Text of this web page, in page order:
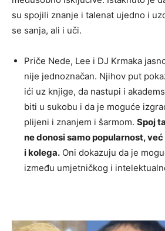
su spojili znanje i talenat ujedno i
se sanja, ali i uči.
Priče Nede, Lee i DJ Krmaka
nije jednoznačan. Njihov put
ići uz knjige, da nastupi i
biti u sukobu i da je moguće
plijeni i znanjem i šarmom. Spoj
ne donosi samo popularnost,
i kolega. Oni dokazuju da je
između umjetničkog i